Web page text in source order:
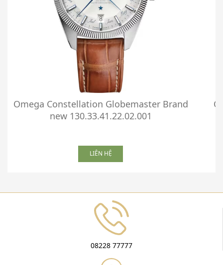
Omega Constellation Globemaster Brand
new 130.33.41.22.02.001
LIÊN HỆ
08228 77777